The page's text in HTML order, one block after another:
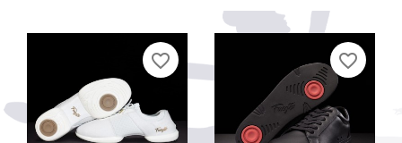
favorite_border favorite_border